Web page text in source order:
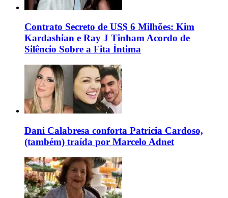
Contrato Secreto de US$ 6 Milhões: Kim
Kardashian e Ray J Tinham Acordo de
Silêncio Sobre a Fita Íntima
Dani Calabresa conforta Patrícia Cardoso,
(também) traída por Marcelo Adnet